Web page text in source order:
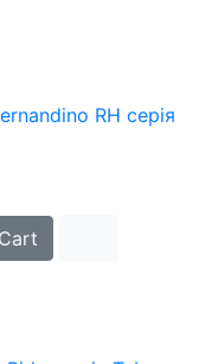
RH серія
Add To Cart